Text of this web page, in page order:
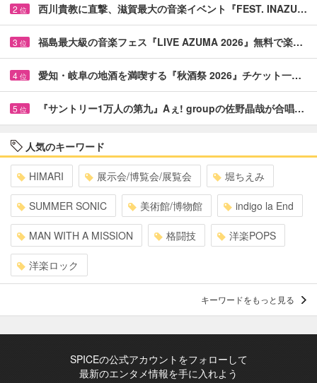
2 位 西川貴教に直撃、滋賀最大の音楽イベント『FEST. INAZU…
3 位 福島最大級の音楽フェス『LIVE AZUMA 2026』無料で楽…
4 位 愛知・岐阜の地酒を満喫する『秋酒祭 2026』チケット一…
5 位 『サントリー1万人の第九』Aぇ! groupの佐野晶哉が合唱…
人気のキーワード
HIMARI 展示会/博覧会/展覧会 堀ちえみ
SUMMER SONIC 美術館/博物館 indigo la End
MAN WITH A MISSION 格闘技 洋楽POPS
洋楽ロック
キーワードをもっと見る
SPICEの公式アカウントをフォローして
最新のエンタメ情報を手に入れよう